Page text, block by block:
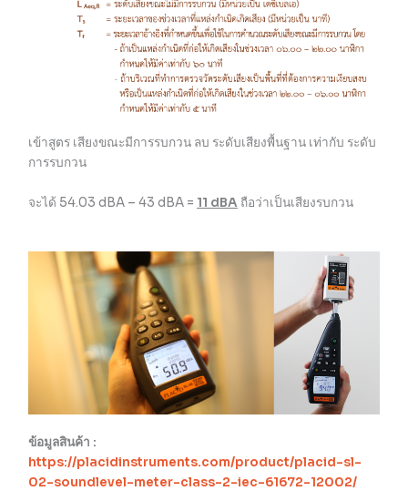
เข้าสูตร เสียงขณะมีการรบกวน ลบ ระดับเสียงพื้นฐาน เท่ากับ ระดับ
การรบกวน
จะได้ 54.03 dBA – 43 dBA = 11 dBA ถือว่าเป็นเสียงรบกวน
ข้อมูลสินค้า :
https://placidinstruments.com/product/placid-sl-
02-soundlevel-meter-class-2-iec-61672-12002/